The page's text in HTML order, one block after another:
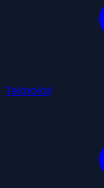
Teknoloji